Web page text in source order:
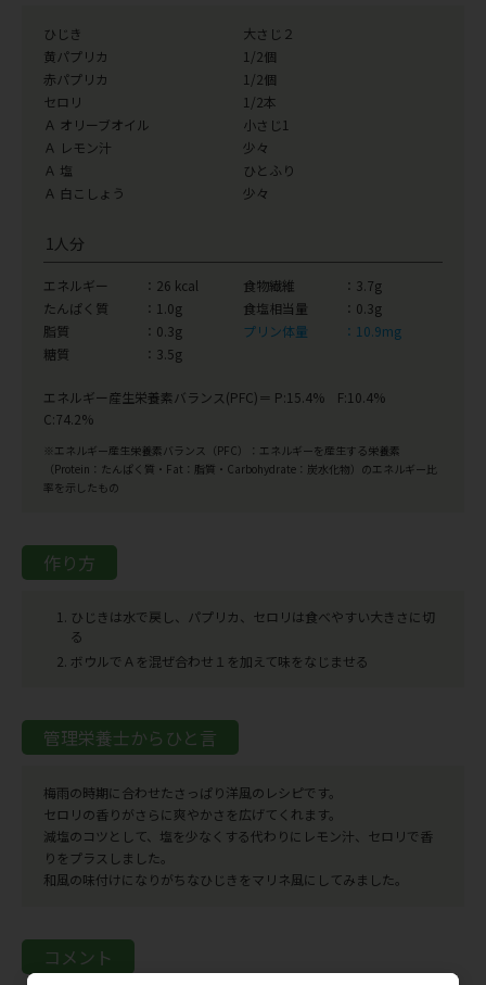
ひじき
大さじ２
黄パプリカ
1/2個
赤パプリカ
1/2個
セロリ
1/2本
Ａ オリーブオイル
小さじ1
Ａ レモン汁
少々
Ａ 塩
ひとふり
Ａ 白こしょう
少々
1人分
エネルギー ：26 kcal 食物繊維
：3.7g
たんぱく質
：1.0g 食塩相当量
：0.3g
脂質
：0.3g プリン体量
：10.9mg
糖質
：3.5g
エネルギー産生栄養素バランス(PFC)＝ P:15.4% F:10.4%
C:74.2%
※エネルギー産生栄養素バランス（PFC）：エネルギーを産生する栄養素
（Protein：たんぱく質・Fat：脂質・Carbohydrate：炭水化物）のエネルギー比
率を示したもの
作り方
ひじきは水で戻し、パプリカ、セロリは食べやすい大きさに切
る
ボウルでＡを混ぜ合わせ１を加えて味をなじませる
管理栄養士からひと言
梅雨の時期に合わせたさっぱり洋風のレシピです。
セロリの香りがさらに爽やかさを広げてくれます。
減塩のコツとして、塩を少なくする代わりにレモン汁、セロリで香
りをプラスしました。
和風の味付けになりがちなひじきをマリネ風にしてみました。
コメント